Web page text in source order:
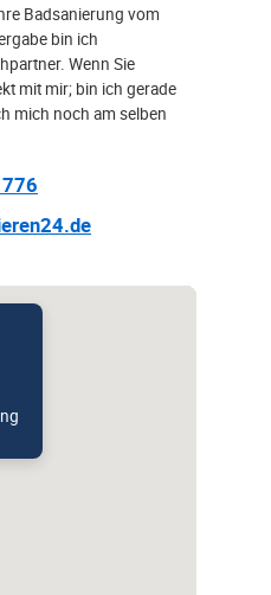
Badsanierung vom
bin ich
Wenn Sie
mit mir; bin ich gerade
mich noch am selben